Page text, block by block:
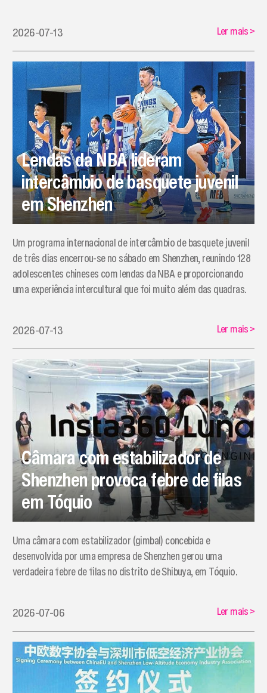
2026-07-13 Ler mais>
Lendas da NBA lideram
intercâmbio de basquete juvenil
em Shenzhen
Um programa internacional de intercâmbio de basquete juvenil
de três dias encerrou-se no sábado em Shenzhen, reunindo 128
adolescentes chineses com lendas da NBA e proporcionando
uma experiência intercultural que foi muito além das quadras.
2026-07-13 Ler mais>
Câmara com estabilizador de
Shenzhen provoca febre de filas
em Tóquio
Uma câmara com estabilizador (gimbal) concebida e
desenvolvida por uma empresa de Shenzhen gerou uma
verdadeira febre de filas no distrito de Shibuya, em Tóquio.
2026-07-06 Ler mais>